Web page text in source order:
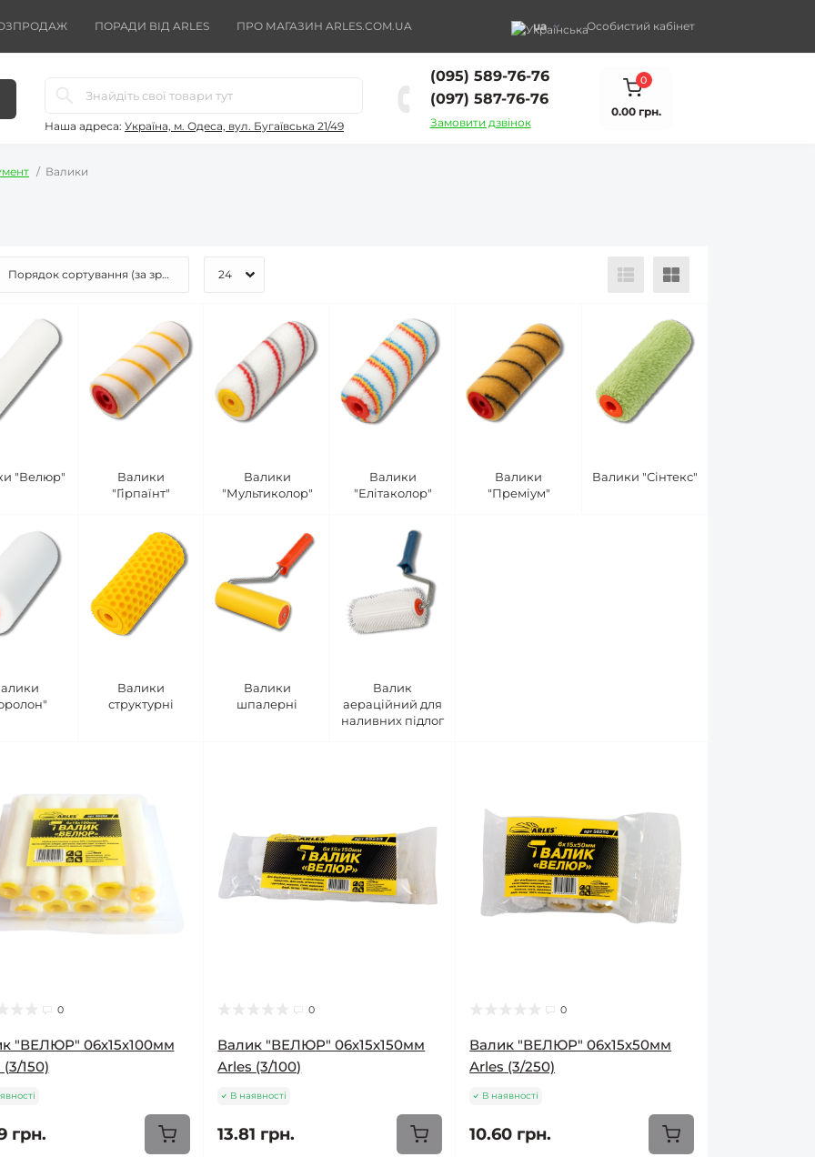
ПОРАДИ ВІД ARLES ПРО МАГАЗИН ARLES.COM.UA ua Особистий кабінет
Наша адреса: Україна, м. Одеса, вул. Бугаївська 21/49
(095) 589-76-76
(097) 587-76-76
Замовити дзвінок
0
0.00 грн.
Валики
"Велюр"
Валики
"Гірпаїнт"
Валики
"Мультиколор"
Валики
"Елітаколор"
Валики
"Преміум"
Валики "Сінтекс"
Валики
структурні
Валики
шпалерні
Валик
аераційний для
наливних підлог
0
"ВЕЛЮР" 06х15х100мм
150)
грн.
0
Валик "ВЕЛЮР" 06х15х150мм
Arles (3/100)
В наявності
13.81 грн.
0
Валик "ВЕЛЮР" 06х15х50мм
Arles (3/250)
В наявності
10.60 грн.